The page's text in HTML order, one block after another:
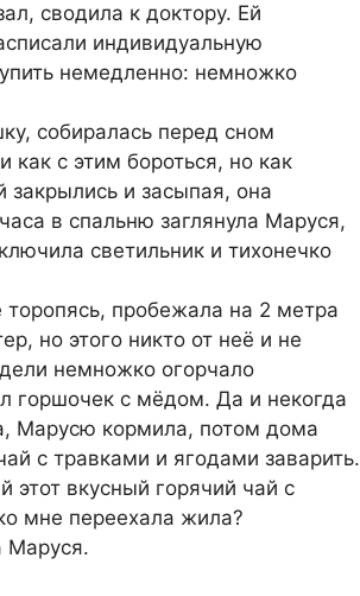
сводила к доктору. Ей
индивидуальную
немедленно: немножко
собиралась перед сном
как с этим бороться, но как
закрылись и засыпая, она
в спальню заглянула Маруся,
светильник и тихонечко
пробежала на 2 метра
но этого никто от неё и не
немножко огорчало
горшочек с мёдом. Да и некогда
Марусю кормила, потом дома
с травками и ягодами заварить.
этот вкусный горячий чай с
мне переехала жила?
Маруся.